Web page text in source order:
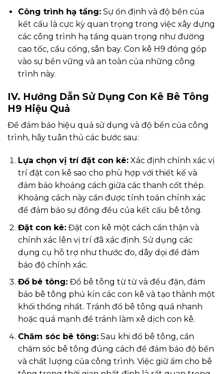
Công trình hạ tầng:Sự ổn định và độ bền của
kết cấu là cực kỳ quan trọng trong việc xây dựng
các công trình hạ tầng quan trọng như đường
cao tốc, cầu cống, sân bay. Con kê H9 đóng góp
vào sự bền vững và an toàn của những công
trình này.
IV. Hướng Dẫn Sử Dụng Con Kê Bê Tông
H9 Hiệu Quả
Để đảm bảo hiệu quả sử dụng và độ bền của công
trình, hãy tuân thủ các bước sau:
Lựa chọn vị trí đặt con kê:Xác định chính xác vị
trí đặt con kê sao cho phù hợp với thiết kế và
đảm bảo khoảng cách giữa các thanh cốt thép.
Khoảng cách này cần được tính toán chính xác
để đảm bảo sự đồng đều của kết cấu bê tông.
Đặt con kê:Đặt con kê một cách cẩn thận và
chính xác lên vị trí đã xác định. Sử dụng các
dụng cụ hỗ trợ như thước đo, dây dọi để đảm
bảo độ chính xác.
Đổ bê tông:Đổ bê tông từ từ và đều đặn, đảm
bảo bê tông phủ kín các con kê và tạo thành một
khối thống nhất. Tránh đổ bê tông quá nhanh
hoặc quá mạnh để tránh làm xê dịch con kê.
Chăm sóc bê tông:Sau khi đổ bê tông, cần
chăm sóc bê tông đúng cách để đảm bảo độ bền
và chất lượng của công trình. Việc giữ ẩm cho bê